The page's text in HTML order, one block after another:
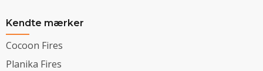
Kendte mærker
Cocoon Fires
Planika Fires